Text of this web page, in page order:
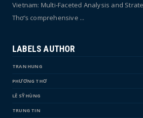
Vietnam: Multi-Faceted Analysis and
Thơ’s comprehensive ...
LABELS AUTHOR
TRAN HUNG
PHƯƠNG THƠ
LÊ SỸ HÙNG
TRUNG TIN